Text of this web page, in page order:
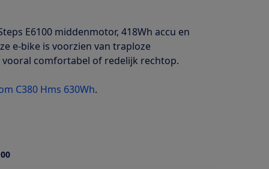
E6100 middenmotor, 418Wh accu en
e-bike is voorzien van traploze
comfortabel of redelijk rechtop.
C380 Hms 630Wh.